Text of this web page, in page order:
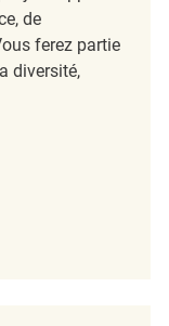
de
ferez partie
diversité,
REQ123393